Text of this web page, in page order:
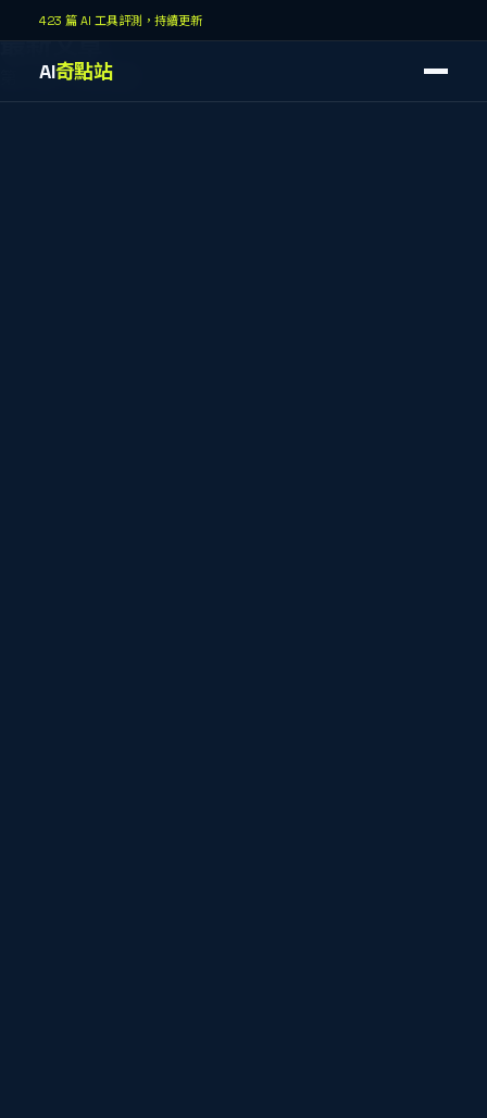
423 篇 AI 工具評測，持續更新
AI奇點站
AI奇點站
最新文章
頁，共43